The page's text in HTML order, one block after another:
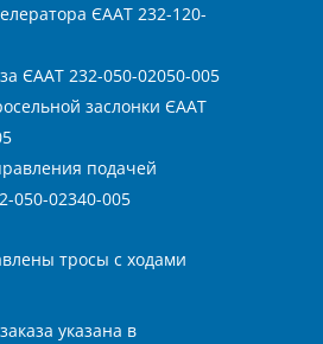
ЄААТ 232-120-
ЄААТ 232-050-02050-005
заслонки ЄААТ
подачей
050-02340-005
тросы с ходами
указана в